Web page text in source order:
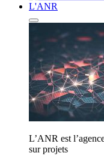
L'ANR
L’ANR est
sur projets